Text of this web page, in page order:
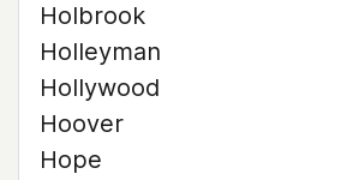
Holbrook
Holleyman
Hollywood
Hoover
Hope